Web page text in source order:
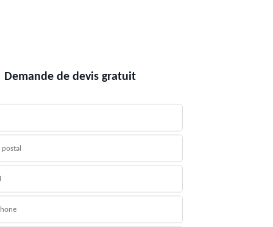
Demande de devis gratuit